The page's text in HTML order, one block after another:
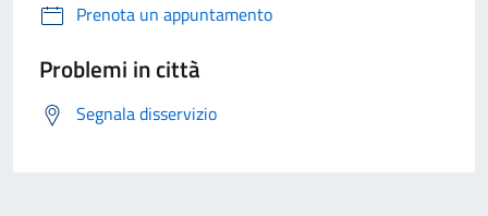
Prenota un appuntamento
Problemi in città
Segnala disservizio